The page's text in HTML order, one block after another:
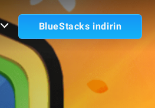
BlueStacks indirin